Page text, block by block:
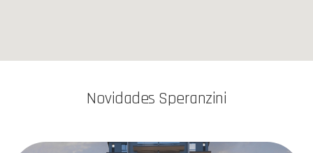
Novidades Speranzini